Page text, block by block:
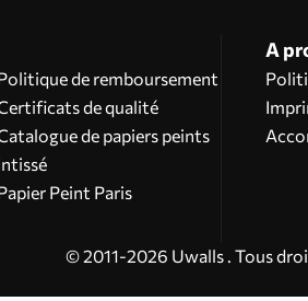
bénéficiez d'une réduction
!
de remboursement
de qualité
de papiers peints
Peint Paris
A
© 2011-2026 Uwalls . Tous